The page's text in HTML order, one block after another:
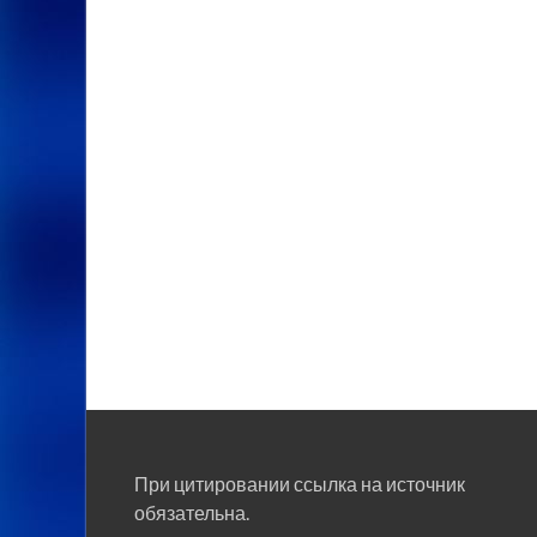
При цитировании ссылка на источник
обязательна.